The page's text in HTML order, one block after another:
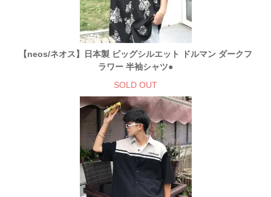
【neos/ネオス】日本製 ビッグシルエット ドルマン ダークフ
ラワー 半袖シャツ●
SOLD OUT